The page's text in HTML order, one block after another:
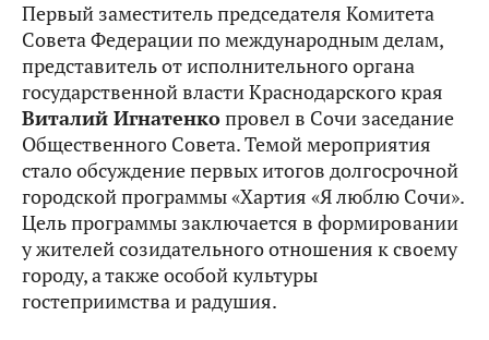
Первый заместитель председателя Комитета
Совета Федерации по международным делам,
представитель от исполнительного органа
государственной власти Краснодарского края
Виталий Игнатенкопровел в Сочи заседание
Общественного Совета. Темой мероприятия
стало обсуждение первых итогов долгосрочной
городской программы «Хартия «Я люблю Сочи».
Цель программы заключается в формировании
у жителей созидательного отношения к своему
городу, а также особой культуры
гостеприимства и радушия.